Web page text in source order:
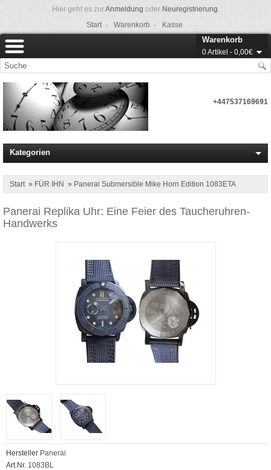
Hier geht es zurAnmeldung oder Neuregistrierung.
Start ·
Warenkorb · Kasse
Warenkorb
0 Artikel - 0,00€
+447537169691
Kategorien
Start» FÜR IHN » Panerai Submersible Mike Horn Edition 1083ETA
Panerai Replika Uhr: Eine Feier des Taucheruhren-
Handwerks
Hersteller Panerai
Art.Nr. 1083BL